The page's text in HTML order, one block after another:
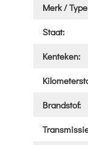
Merk /
Staat:
Kenteken:
Brandstof: